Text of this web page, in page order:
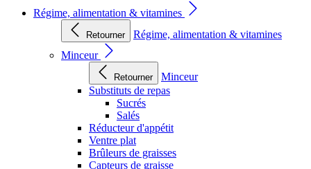
Régime, alimentation & vitamines
Retourner
Régime, alimentation & vitamines
Minceur
Retourner
Minceur
Substituts de repas
Sucrés
Salés
Réducteur d'appétit
Ventre plat
Brûleurs de graisses
Capteurs de graisse